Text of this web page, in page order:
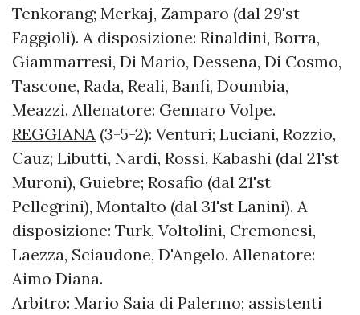
Tenkorang; Merkaj, Zamparo (dal 29'st
Faggioli). A disposizione: Rinaldini, Borra,
Giammarresi, Di Mario, Dessena, Di Cosmo,
Tascone, Rada, Reali, Banfi, Doumbia,
Meazzi. Allenatore: Gennaro Volpe.
REGGIANA (3-5-2): Venturi; Luciani, Rozzio,
Cauz; Libutti, Nardi, Rossi, Kabashi (dal 21'st
Muroni), Guiebre; Rosafio (dal 21'st
Pellegrini), Montalto (dal 31'st Lanini). A
disposizione: Turk, Voltolini, Cremonesi,
Laezza, Sciaudone, D'Angelo. Allenatore:
Aimo Diana.
Arbitro: Mario Saia di Palermo; assistenti